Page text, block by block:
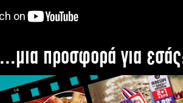
...μια προσφορά για